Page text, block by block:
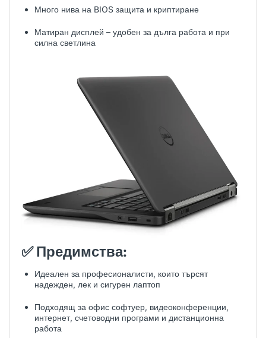
Много нива на BIOS защита и криптиране
Матиран дисплей – удобен за дълга работа и при
силна светлина
✅Предимства:
Идеален за професионалисти, които търсят
надежден, лек и сигурен лаптоп
Подходящ за офис софтуер, видеоконференции,
интернет, счетоводни програми и дистанционна
работа